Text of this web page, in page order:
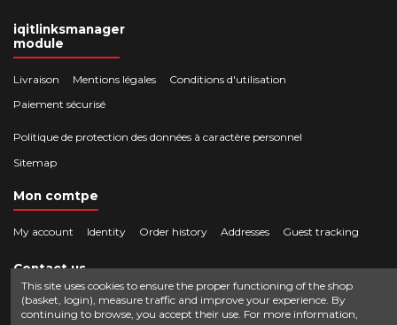
iqitlinksmanager
module
Livraison Mentions légales
Conditions d'utilisation
Paiement sécurisé
Politique de protection des données à caractère personnel
Sitemap
Mon comtpe
My account Identity Order history Addresses Guest tracking
Contact us
Crocbois-motoculture.com
50 route de Villefort 48800 Pied-de-Borne
0624436257
This site uses cookies to ensure the proper functioning of the shop
(basket, login), measure traffic and improve your experience. By
continuing to browse, you accept their use. For more information,